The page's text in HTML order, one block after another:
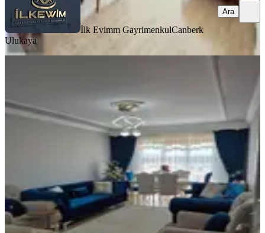
İlk Evimm GayrimenkulCanberk
Ulukaya
Ara
Mamak, Bahçelerüstü Mahallesi
3+1·120 m²·2. Kat·
MERKEZ EMLAKAbdulkadir Gürleyik
Ara